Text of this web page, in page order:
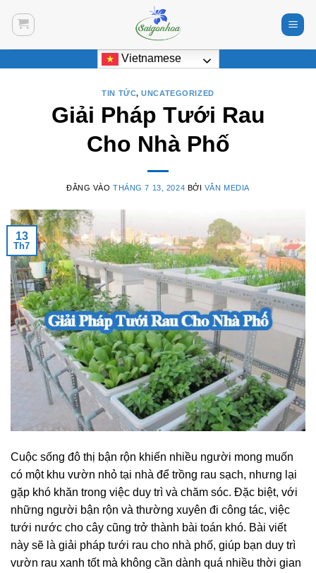
Vietnamese
TIN TỨC,UNCATEGORIZED
Giải Pháp Tưới Rau
Cho Nhà Phố
ĐĂNG VÀOTHÁNG 7 13, 2024 BỞI VÂN MEDIA
13
Th7
Cuộc sống đô thị bận rộn khiến nhiều người mong muốn
có một khu vườn nhỏ tại nhà để trồng rau sạch, nhưng lại
gặp khó khăn trong việc duy trì và chăm sóc. Đặc biệt, với
những người bận rộn và thường xuyên đi công tác, việc
tưới nước cho cây cũng trở thành bài toán khó. Bài viết
này sẽ là giải pháp tưới rau cho nhà phố, giúp bạn duy trì
vườn rau xanh tốt mà không cần dành quá nhiều thời gian